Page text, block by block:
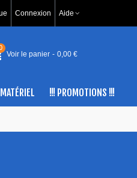
Connexion Aide
Voir le panier - 0,00 €
!!! PROMOTIONS !!!